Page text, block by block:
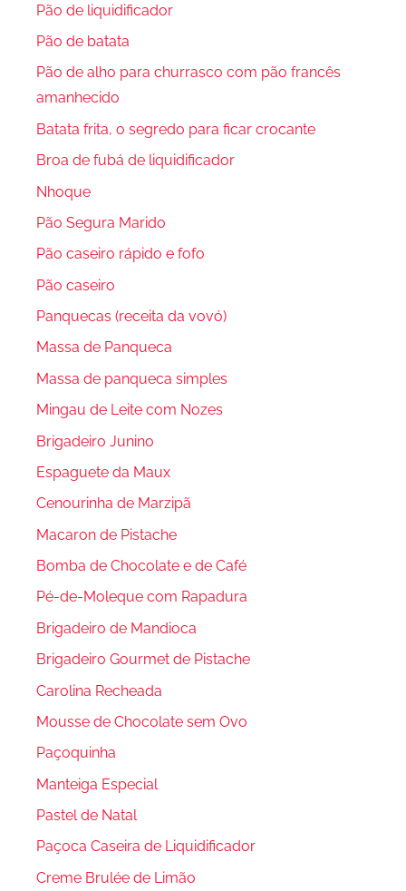
Pão de liquidificador
Pão de batata
Pão de alho para churrasco com pão francês
amanhecido
Batata frita, o segredo para ficar crocante
Broa de fubá de liquidificador
Nhoque
Pão Segura Marido
Pão caseiro rápido e fofo
Pão caseiro
Panquecas (receita da vovó)
Massa de Panqueca
Massa de panqueca simples
Mingau de Leite com Nozes
Brigadeiro Junino
Espaguete da Maux
Cenourinha de Marzipã
Macaron de Pistache
Bomba de Chocolate e de Café
Pé-de-Moleque com Rapadura
Brigadeiro de Mandioca
Brigadeiro Gourmet de Pistache
Carolina Recheada
Mousse de Chocolate sem Ovo
Paçoquinha
Manteiga Especial
Pastel de Natal
Paçoca Caseira de Liquidificador
Creme Brulée de Limão